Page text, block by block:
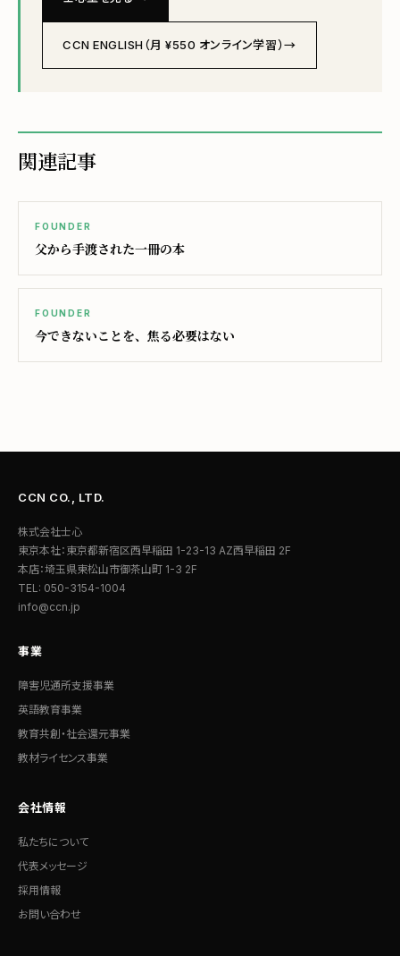
CCN ENGLISH（月 ¥550 オンライン学習）→
関連記事
FOUNDER
父から手渡された一冊の本
FOUNDER
今できないことを、焦る必要はない
CCN CO., LTD.
株式会社士心
東京本社：東京都新宿区西早稲田 1-23-13 AZ西早稲田 2F
本店：埼玉県東松山市御茶山町 1-3 2F
TEL: 050-3154-1004
info@ccn.jp
事業
障害児通所支援事業
英語教育事業
教育共創・社会還元事業
教材ライセンス事業
会社情報
私たちについて
代表メッセージ
採用情報
お問い合わせ